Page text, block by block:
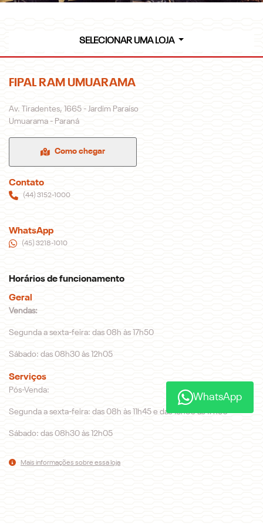
SELECIONAR UMA LOJA
FIPAL RAM UMUARAMA
Av. Tiradentes, 1665 - Jardim Paraíso
Umuarama - Paraná
Como chegar
Contato
(44) 3152-1000
WhatsApp
(45) 3218-1010
Horários de funcionamento
Geral
Vendas:
Segunda a sexta-feira: das 08h às 17h50
Sábado: das 08h30 às 12h05
Serviços
Pós-Venda:
Segunda a sexta-feira: das 08h às 11h45 e das 13h30 às 17h50
Sábado: das 08h30 às 12h05
Mais informações sobre essa loja
WhatsApp